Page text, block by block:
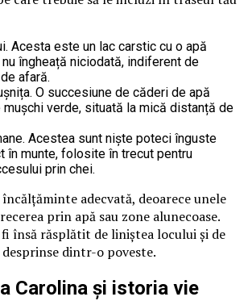
Acesta este un lac carstic cu o apă
îngheață niciodată, indiferent de
afară.
O succesiune de căderi de apă
verde, situată la mică distanță de
Acestea sunt niște poteci înguste
în munte, folosite în trecut pentru
prin chei.
adecvată, deoarece unele
prin apă sau zone alunecoase.
însă răsplătit de liniștea locului și de
dintr-o poveste.
Carolina și istoria vie